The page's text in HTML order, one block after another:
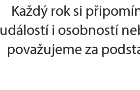
Každý rok si
událostí i osobností
považujeme za